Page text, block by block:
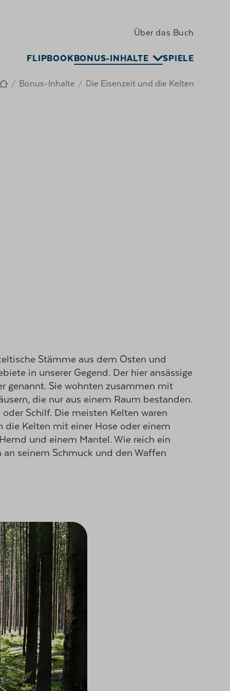
FLIPBOOKBONUS-INHALTE SPIELE
Über das Buch
/ Bonus-Inhalte / Die Eisenzeit und die Kelten
Stämme aus dem Osten und
in unserer Gegend. Der hier ansässige
genannt. Sie wohnten zusammen mit
die nur aus einem Raum bestanden.
oder Schilf. Die meisten Kelten waren
die Kelten mit einer Hose oder einem
und einem Mantel. Wie reich ein
seinem Schmuck und den Waffen